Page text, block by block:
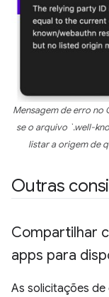
Mensagem de erro no
se o arquivo `.well-
listar a origem de
Outras
Compartilhar
apps para
As solicitações